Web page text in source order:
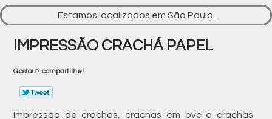
Estamos localizados em São Paulo.
IMPRESSÃO CRACHÁ PAPEL
Gostou? compartilhe!
Impressão de crachás, crachás em pvc e crachás